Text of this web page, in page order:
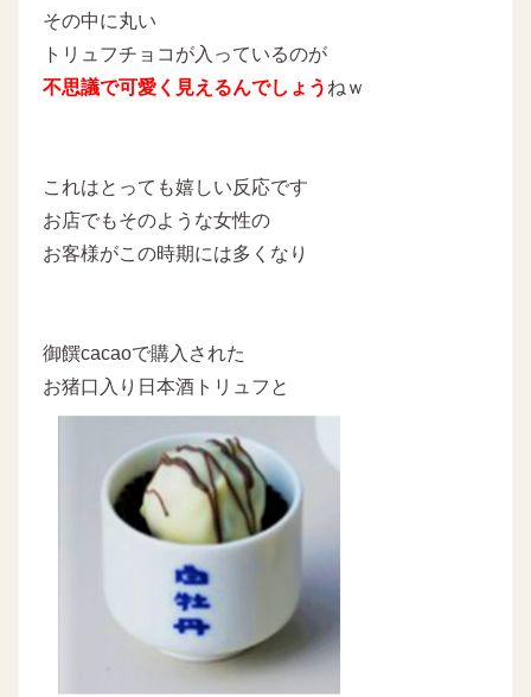
その中に丸い
トリュフチョコが入っているのが
不思議で可愛く見えるんでしょう ねｗ
これはとっても嬉しい反応です
お店でもそのような女性の
お客様がこの時期には多くなり
御饌cacaoで購入された
お猪口入り日本酒トリュフと